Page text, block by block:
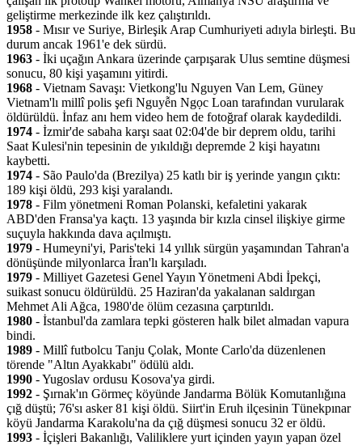
geliştirme merkezinde ilk kez çalıştırıldı.
1958 - Mısır ve Suriye, Birleşik Arap Cumhuriyeti adıyla birleşti. Bu
durum ancak 1961'e dek sürdü.
1963 - İki uçağın Ankara üzerinde çarpışarak Ulus semtine düşmesi
sonucu, 80 kişi yaşamını yitirdi.
1968 - Vietnam Savaşı: Vietkong'lu Nguyen Van Lem, Güney
Vietnam'lı millî polis şefi Nguyễn Ngọc Loan tarafından vurularak
öldürüldü. İnfaz anı hem video hem de fotoğraf olarak kaydedildi.
1974 - İzmir'de sabaha karşı saat 02:04'de bir deprem oldu, tarihi
Saat Kulesi'nin tepesinin de yıkıldığı depremde 2 kişi hayatını
kaybetti.
1974 - São Paulo'da (Brezilya) 25 katlı bir iş yerinde yangın çıktı:
189 kişi öldü, 293 kişi yaralandı.
1978 - Film yönetmeni Roman Polanski, kefaletini yakarak
ABD'den Fransa'ya kaçtı. 13 yaşında bir kızla cinsel ilişkiye girme
suçuyla hakkında dava açılmıştı.
1979 - Humeyni'yi, Paris'teki 14 yıllık sürgün yaşamından Tahran'a
dönüşünde milyonlarca İran'lı karşıladı.
1979 - Milliyet Gazetesi Genel Yayın Yönetmeni Abdi İpekçi,
suikast sonucu öldürüldü. 25 Haziran'da yakalanan saldırgan
Mehmet Ali Ağca, 1980'de ölüm cezasına çarptırıldı.
1980 - İstanbul'da zamlara tepki gösteren halk bilet almadan vapura
bindi.
1989 - Millî futbolcu Tanju Çolak, Monte Carlo'da düzenlenen
törende "Altın Ayakkabı" ödülü aldı.
1990 - Yugoslav ordusu Kosova'ya girdi.
1992 - Şırnak'ın Görmeç köyünde Jandarma Bölük Komutanlığına
çığ düştü; 76'sı asker 81 kişi öldü. Siirt'in Eruh ilçesinin Tünekpınar
köyü Jandarma Karakolu'na da çığ düşmesi sonucu 32 er öldü.
1993 - İçişleri Bakanlığı, Valiliklere yurt içinden yayın yapan özel